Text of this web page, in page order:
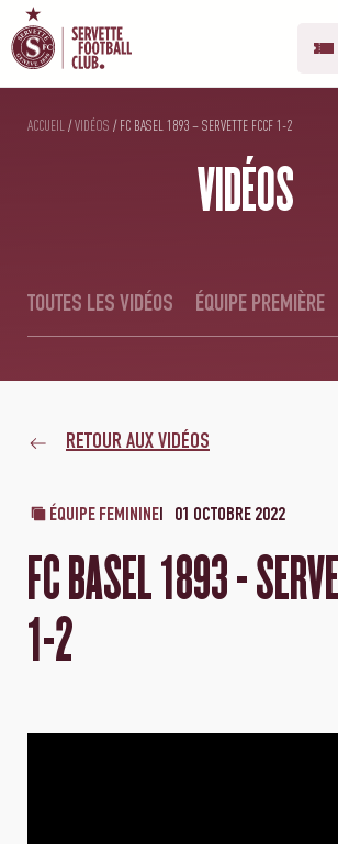
ACCUEIL /VIDÉOS /FC BASEL 1893 – SERVETTE FCCF 1-2
VIDÉOS
TOUTES LES VIDÉOS ÉQUIPE PREMIÈRE
RETOUR AUX VIDÉOS
ÉQUIPE FEMININE 01 OCTOBRE 2022
FC BASEL 1893 -
1-2